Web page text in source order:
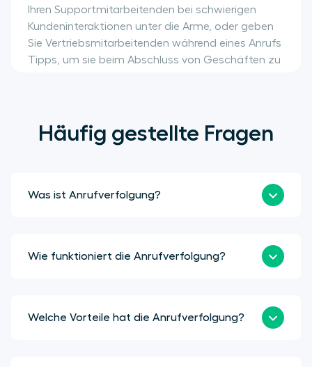
Ihren Supportmitarbeitenden bei schwierigen
Kundeninteraktionen unter die Arme, oder geben
Sie Vertriebsmitarbeitenden während eines Anrufs
Tipps, um sie beim Abschluss von Geschäften zu
Häufig gestellte Fragen
Was ist Anrufverfolgung?
Wie funktioniert die Anrufverfolgung?
Welche Vorteile hat die Anrufverfolgung?